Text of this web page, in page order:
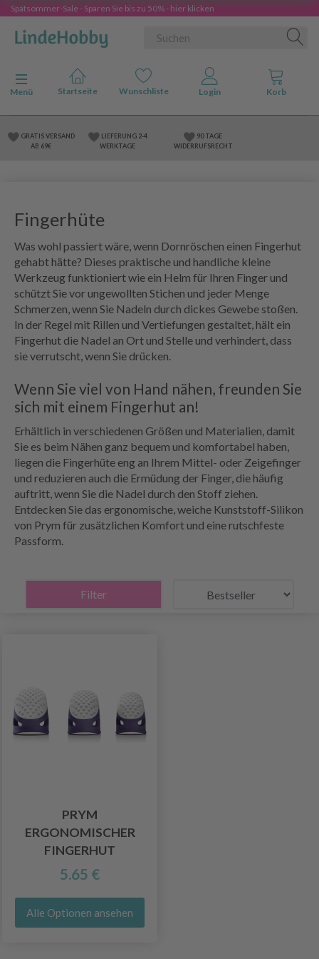
Spätsommer-Sale - Sparen Sie bis zu 50% - hier klicken
Anzeige ändern
Menü
GRATIS VERSAND
AB 69€
LIEFERUNG 2-4
WERKTAGE
90 TAGE
WIDERRUFSRECHT
Fingerhüte
Was wohl passiert wäre, wenn Dornröschen einen Fingerhut
gehabt hätte? Dieses praktische und handliche kleine
Werkzeug funktioniert wie ein Helm für Ihren Finger und
schützt Sie vor ungewollten Stichen und jeder Menge
Schmerzen, wenn Sie Nadeln durch dickes Gewebe stoßen.
In der Regel mit Rillen und Vertiefungen gestaltet, hält ein
Fingerhut die Nadel an Ort und Stelle und verhindert, dass
sie verrutscht, wenn Sie drücken.
Wenn Sie viel von Hand nähen, freunden Sie
sich mit einem Fingerhut an!
Erhältlich in verschiedenen Größen und Materialien, damit
Sie es beim Nähen ganz bequem und komfortabel haben,
liegen die Fingerhüte eng an Ihrem Mittel- oder Zeigefinger
und reduzieren auch die Ermüdung der Finger, die häufig
auftritt, wenn Sie die Nadel durch den Stoff ziehen.
Entdecken Sie das ergonomische, weiche Kunststoff-Silikon
von Prym für zusätzlichen Komfort und eine rutschfeste
Passform.
Filter
PRYM
ERGONOMISCHER
FINGERHUT
5.65 €
Alle Optionen ansehen